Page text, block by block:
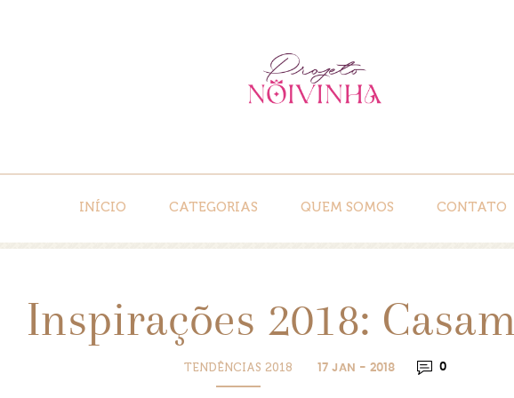
INÍCIO CATEGORIAS QUEM SOMOS CONTATO
Inspirações 2018:
TENDÊNCIAS 2018 17 JAN - 2018 0